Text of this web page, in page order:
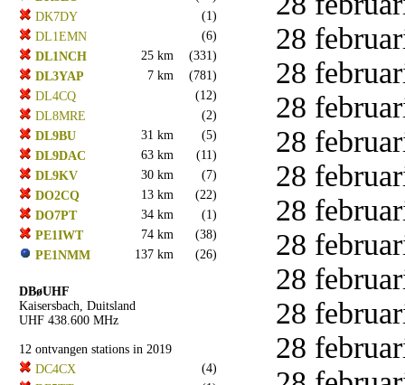
DK7DY
(1)
DL1EMN
(6)
DL1NCH
25 km
(331)
DL3YAP
7 km
(781)
DL4CQ
(12)
DL8MRE
(2)
DL9BU
31 km
(5)
DL9DAC
63 km
(11)
DL9KV
30 km
(7)
DO2CQ
13 km
(22)
DO7PT
34 km
(1)
PE1IWT
74 km
(38)
PE1NMM
137 km (26)
DBøUHF
Kaisersbach, Duitsland
UHF 438.600 MHz
12 ontvangen stations in 2019
DC4CX
(4)
28
28
28
28
28
28
28
28
28
28